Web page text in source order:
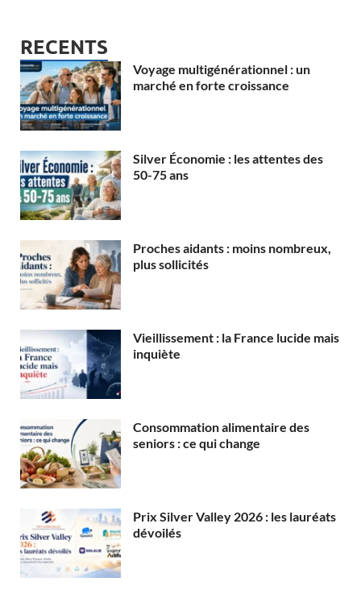
RECENTS
Voyage multigénérationnel : un
marché en forte croissance
Silver Économie : les attentes des
50-75 ans
Proches aidants : moins nombreux,
plus sollicités
Vieillissement : la France lucide mais
inquiète
Consommation alimentaire des
seniors : ce qui change
Prix Silver Valley 2026 : les lauréats
dévoilés